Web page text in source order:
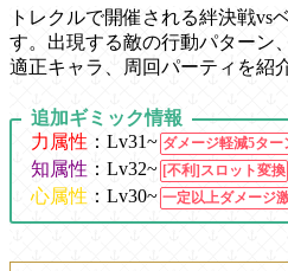
トレクルで開催される絆決戦vs
す。出現する敵の行動パターン
適正キャラ、周回パーティを紹
追加ギミック情報
力属性 ：Lv31~ ダメージ軽減5ター
知属性 ：Lv32~ [不利]スロット変換
心属性 ：Lv30~ 一定以上ダメージ